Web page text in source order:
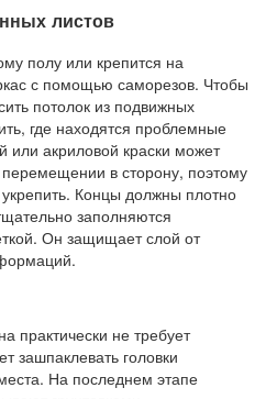
листов
полу или крепится на
с помощью саморезов. Чтобы
потолок из подвижных
где находятся проблемные
или акриловой краски может
в сторону, поэтому
Концы должны плотно
заполняются
Он защищает слой от
практически не требует
зашпаклевать головки
На последнем этапе